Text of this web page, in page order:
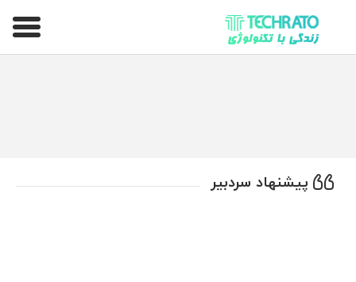
تکراتو – زندگی با تکنولوژی
پیشنهاد سردبیر